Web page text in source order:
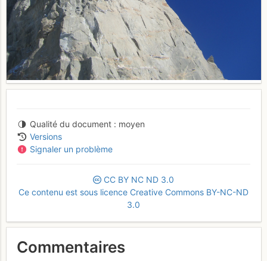
Qualité du document
moyen
Versions
Signaler un problème
CC BY NC ND 3.0
Ce contenu est sous licence Creative Commons BY-NC-ND
3.0
Commentaires